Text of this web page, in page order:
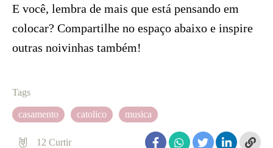
E você, lembra de mais que está pensando em
colocar? Compartilhe no espaço abaixo e inspire
outras noivinhas também!
Tags
casamento catolico musica
12 Curtir